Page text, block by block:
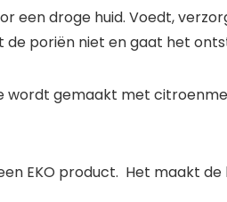
een droge huid. Voedt,
de poriën niet en gaat het
wordt gemaakt met
EKO product. Het maakt